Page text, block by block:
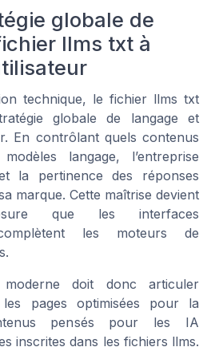
globale de
llms txt à
technique, le fichier llms txt
globale de langage et
En contrôlant quels contenus
langage, l’entreprise
la pertinence des réponses
marque. Cette maîtrise devient
que les interfaces
les moteurs de
doit donc articuler
pages optimisées pour la
pensés pour les IA
inscrites dans les fichiers llms.